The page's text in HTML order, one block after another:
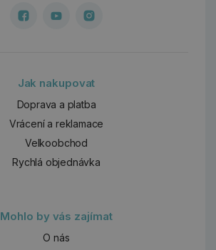
Jak nakupovat
Doprava a platba
Vrácení a reklamace
Velkoobchod
Rychlá objednávka
Mohlo by vás zajímat
O nás